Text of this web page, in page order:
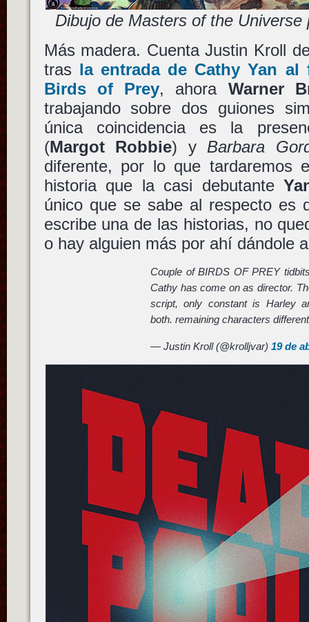
Dibujo de Masters of the Universe
Más madera. Cuenta Justin Kroll
tras la entrada de Cathy Yan al
Birds of Prey, ahora Warner
trabajando sobre dos guiones
única coincidencia es la
(Margot Robbie) y Barbara
diferente, por lo que tardaremos
historia que la casi debutante
único que se sabe al respecto es
escribe una de las historias, no
o hay alguien más por ahí dándole
Couple of BIRDS OF PREY
Cathy has come on as director.
script, only constant is Harley
both. remaining characters
— Justin Kroll (@krolljvar)19 de